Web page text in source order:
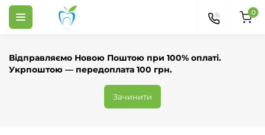
Відправляємо Новою Поштою при 100% оплаті.
Укрпоштою — передоплата 100 грн.
Зачинити
0